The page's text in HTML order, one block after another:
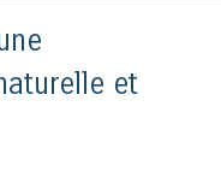
et